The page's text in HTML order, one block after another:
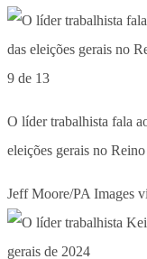
9 de 13
O líder trabalhista fala
eleições gerais no
Jeff Moore/PA Images